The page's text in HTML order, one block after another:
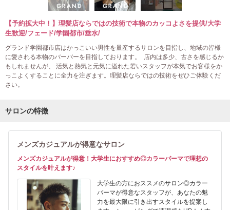
【予約拡大中！】理髪店ならではの技術で本物のカッコよさを提供/大学
生歓迎/フェード/学園都市/垂水/
グランド学園都市店はかっこいい男性を量産するサロンを目指し、地域の皆様
に愛される本物のバーバーを目指しております。 店内は多少、古さを感じるか
もしれませんが、 活気と熱気と元気に溢れた若いスタッフが本気でお客様をか
っこよくすることに全力を注ぎます。理髪店ならではの技術をぜひご体験くだ
さい。
サロンの特徴
メンズカジュアルが得意なサロン
メンズカジュアルが得意！大学生におすすめ◎カラーパーマで理想の
スタイルを叶えます♪
大学生の方におススメのサロン◎カラー
パーマが得意なスタッフが、あなたの魅
力を最大限に引き出すスタイルを提案し